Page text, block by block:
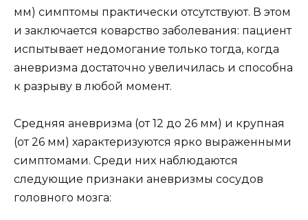
мм) симптомы практически отсутствуют. В этом
и заключается коварство заболевания: пациент
испытывает недомогание только тогда, когда
аневризма достаточно увеличилась и способна
к разрыву в любой момент.
Средняя аневризма (от 12 до 26 мм) и крупная
(от 26 мм) характеризуются ярко выраженными
симптомами. Среди них наблюдаются
следующие признаки аневризмы сосудов
головного мозга: